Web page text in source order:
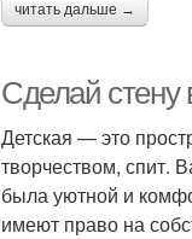
читать дальше →
Сделай стену
Детская — это
творчеством, спит.
была уютной и
имеют право на